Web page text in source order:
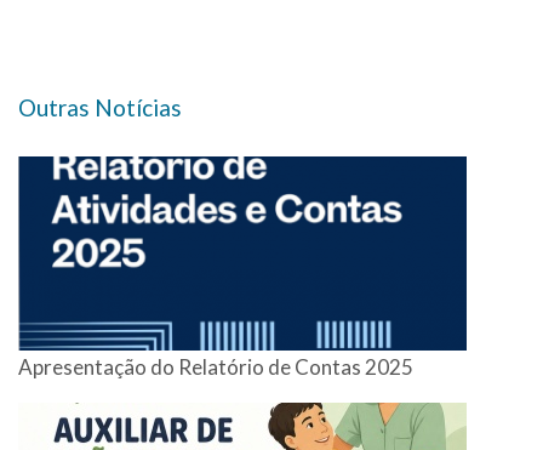
Outras Notícias
Apresentação do Relatório de Contas 2025